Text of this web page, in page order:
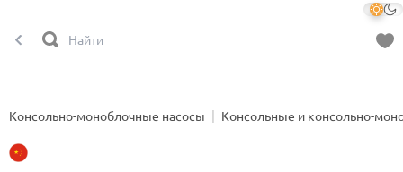
Консольно-моноблочные насосы Консольные и консольно-